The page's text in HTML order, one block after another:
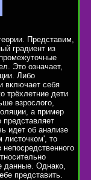
Представим,
градиент из
Это означает,
Либо
включает себя
трёхлетние дети
взрослого,
а пример
представляет
идет об анализе
листочком', то
данные. Однако,
представить.